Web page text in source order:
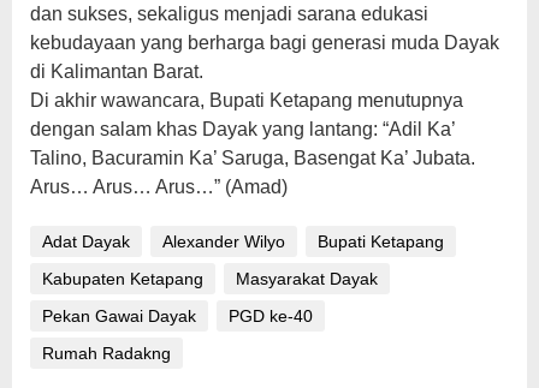
dan sukses, sekaligus menjadi sarana edukasi
kebudayaan yang berharga bagi generasi muda Dayak
di Kalimantan Barat.
​Di akhir wawancara, Bupati Ketapang menutupnya
dengan salam khas Dayak yang lantang: “Adil Ka’
Talino, Bacuramin Ka’ Saruga, Basengat Ka’ Jubata.
Arus… Arus… Arus…” (Amad)
Adat Dayak Alexander Wilyo
Bupati Ketapang
Kabupaten Ketapang
Masyarakat Dayak
Pekan Gawai Dayak
PGD ke-40
Rumah Radakng